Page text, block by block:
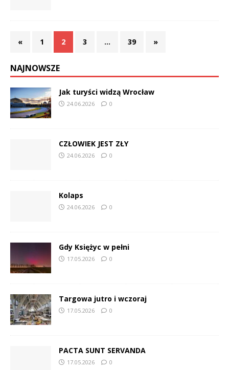
« 1 2 3 … 39 »
NAJNOWSZE
Jak turyści widzą Wrocław
24.06.2026 0
CZŁOWIEK JEST ZŁY
24.06.2026 0
Kolaps
24.06.2026 0
Gdy Księżyc w pełni
17.05.2026 0
Targowa jutro i wczoraj
17.05.2026 0
PACTA SUNT SERVANDA
17.05.2026 0